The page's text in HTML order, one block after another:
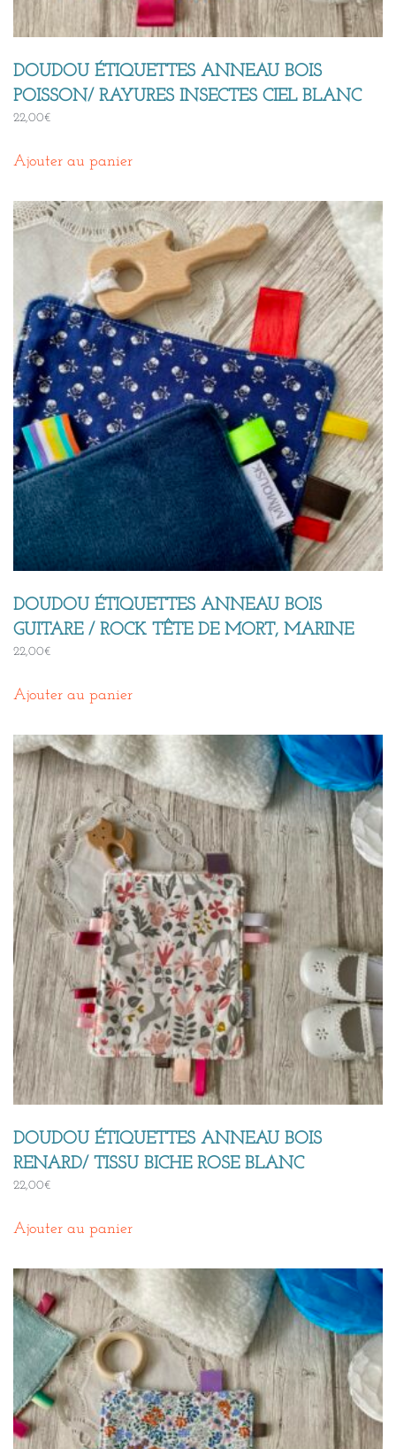
DOUDOU ÉTIQUETTES ANNEAU BOIS
POISSON/ RAYURES INSECTES CIEL BLANC
22,00€
Ajouter au panier
DOUDOU ÉTIQUETTES ANNEAU BOIS
GUITARE / ROCK TÊTE DE MORT, MARINE
22,00€
Ajouter au panier
DOUDOU ÉTIQUETTES ANNEAU BOIS
RENARD/ TISSU BICHE ROSE BLANC
22,00€
Ajouter au panier